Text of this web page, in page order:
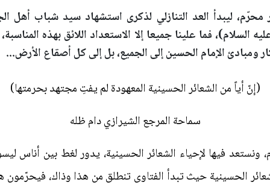
ليبدأ العد التنازلي لذكرى استشهاد سيد شباب أهل
السلام)، فما علينا جميعا إلا الاستعداد اللائق بهذه
ومبادئ الإمام الحسين إلى الجميع، بل إلى كل أصقاع الأرض...
(إنّ أياً من الشعائر الحسينية المعهودة لم يفتِ مجتهد بحرمتها)
سماحة المرجع الشيرازي دام ظله
فيها لإحياء الشعائر الحسينية، يدور لغط بين أناس
الحسينية حيث تبدأ الفتاوى تنطلق من هذا وذاك،